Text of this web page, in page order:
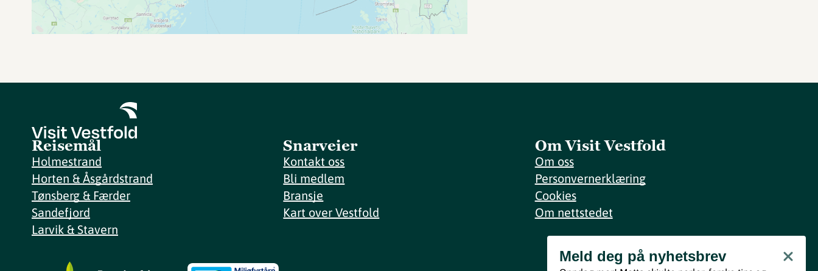
Reisemål
Holmestrand
Horten & Åsgårdstrand
Tønsberg & Færder
Sandefjord
Larvik & Stavern
Snarveier
Kontakt oss
Bli medlem
Bransje
Kart over Vestfold
Om Visit Vestfold
Om oss
Personvernerklæring
Cookies
Om nettstedet
Meld deg på nyhetsbrev
Meld deg på nyhetsbrev